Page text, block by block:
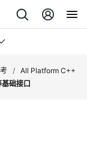
/ All Platform C++
础接口